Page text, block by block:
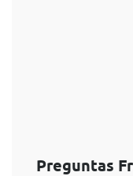
Preguntas